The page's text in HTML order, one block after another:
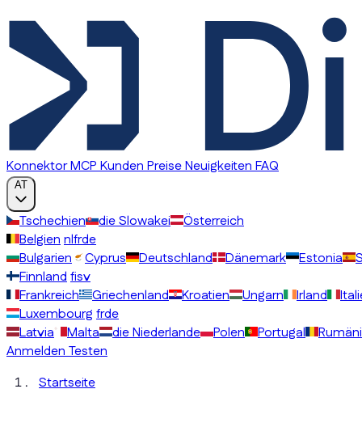
Konnektor MCPKundenPreiseNeuigkeitenFAQ
Tschechien die Slowakei
Österreich
Belgiennlfrde
Bulgarien
Cyprus Deutschland Dänemark Estonia
Finnlandfisv
Frankreich
Griechenland Kroatien Ungarn Irland
Luxembourg frde
Latvia
Malta die Niederlande Polen Portugal
AnmeldenTesten
Startseite